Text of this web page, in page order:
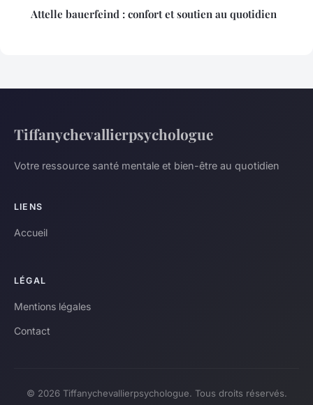
Attelle bauerfeind : confort et soutien au quotidien
Tiffanychevallierpsychologue
Votre ressource santé mentale et bien-être au quotidien
LIENS
Accueil
LÉGAL
Mentions légales
Contact
© 2026 Tiffanychevallierpsychologue. Tous droits réservés.